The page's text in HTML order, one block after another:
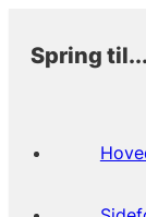
Spring til...